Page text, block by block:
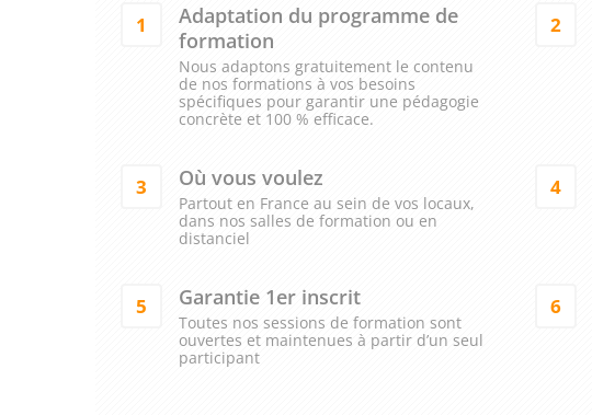
1
Adaptation du programme de
formation
Nous adaptons gratuitement le contenu
de nos formations à vos besoins
spécifiques pour garantir une pédagogie
concrète et 100 % efficace.
2
3 Où vous voulez
Partout en France au sein de vos locaux,
dans nos salles de formation ou en
distanciel
4
5 Garantie 1er inscrit
Toutes nos sessions de formation sont
ouvertes et maintenues à partir d’un seul
participant
6